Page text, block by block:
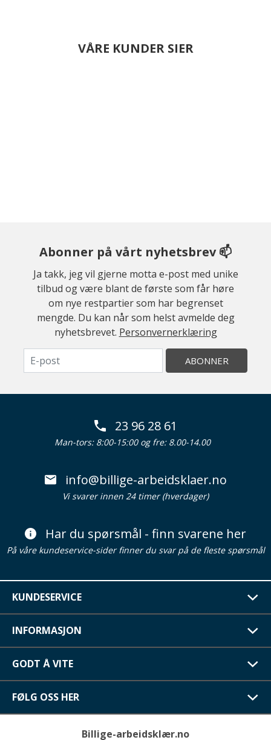
VÅRE KUNDER SIER
Abonner på vårt nyhetsbrev 📫
Ja takk, jeg vil gjerne motta e-post med unike
tilbud og være blant de første som får høre
om nye restpartier som har begrenset
mengde. Du kan når som helst avmelde deg
nyhetsbrevet. Personvernerklæring
ABONNER
23 96 28 61
Man-tors: 8:00-15:00 og fre: 8.00-14.00
info@billige-arbeidsklaer.no
Vi svarer innen 24 timer (hverdager)
Har du spørsmål - finn svarene her
På våre kundeservice-sider finner du svar på de fleste spørsmål
KUNDESERVICE
INFORMASJON
GODT Å VITE
FØLG OSS HER
Billige-arbeidsklær.no